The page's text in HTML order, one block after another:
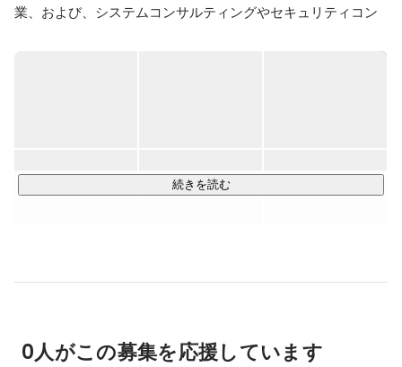
業、および、システムコンサルティングやセキュリティコン
http://heartbeats.jp/casestudy/gizmodo.html
続きを読む
0人がこの募集を応援しています